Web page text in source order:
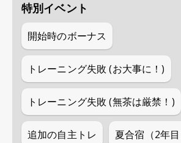
特別イベント
開始時のボーナス
トレーニング失敗 (お大事に！)
トレーニング失敗 (無茶は厳禁！)
追加の自主トレ 夏合宿（2年